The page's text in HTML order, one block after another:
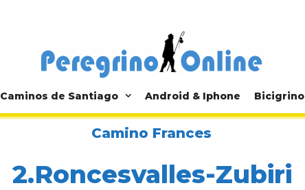
Caminos de Santiago Android & Iphone Bicigrino
Camino Frances
2.Roncesvalles-Zubiri